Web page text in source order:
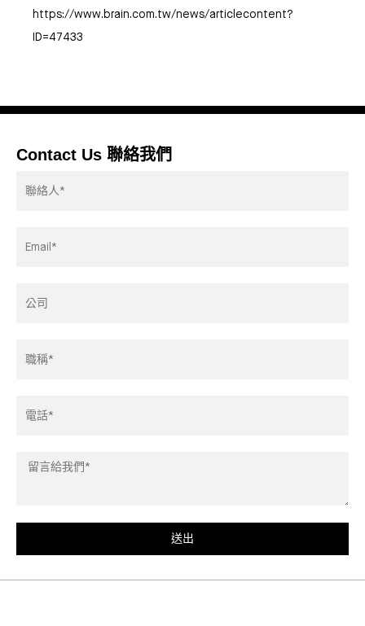
https://www.brain.com.tw/news/articlecontent?
ID=47433
Contact Us 聯絡我們
Address*
Leave
message*
送出